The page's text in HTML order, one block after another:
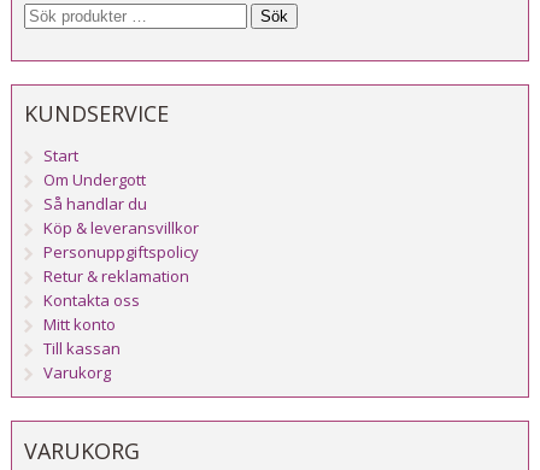
Sök
KUNDSERVICE
Start
Om Undergott
Så handlar du
Köp & leveransvillkor
Personuppgiftspolicy
Retur & reklamation
Kontakta oss
Mitt konto
Till kassan
Varukorg
VARUKORG